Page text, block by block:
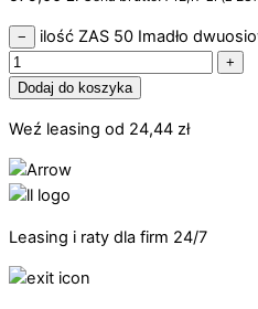
− ilość ZAS 50 Imadło
+
Dodaj do koszyka
Weź leasing od 24,44 zł
Leasing i raty dla firm 24/7